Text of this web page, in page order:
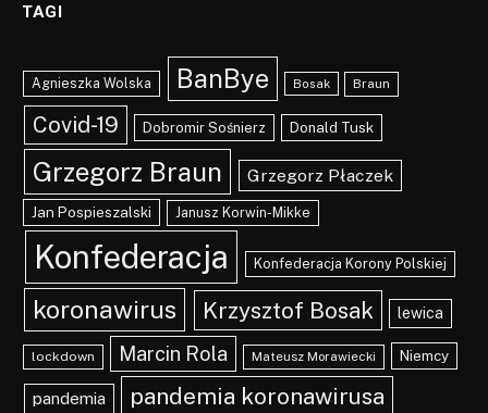
TAGI
Agnieszka Wolska BanBye Bosak Braun
Covid-19 Dobromir Sośnierz Donald Tusk
Grzegorz Braun Grzegorz Płaczek
Jan Pospieszalski Janusz Korwin-Mikke
Konfederacja Konfederacja Korony Polskiej
koronawirus Krzysztof Bosak lewica
lockdown Marcin Rola Mateusz Morawiecki Niemcy
pandemia pandemia koronawirusa